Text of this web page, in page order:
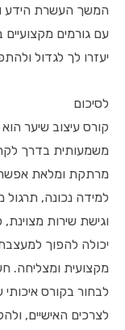
המשך העשרת הידע
עם גורמים מקצועיים
יעזרו לך לגדול
לסיכום
קורס עיצוב שיער
משמעותית בדרך
מרתקת ומלאת
למידה נכונה, תרגול
וגישת שירות
יכולה להפוך
מקצועית ומצליחה.
לבחור בקורס
לצרכים האישיים,